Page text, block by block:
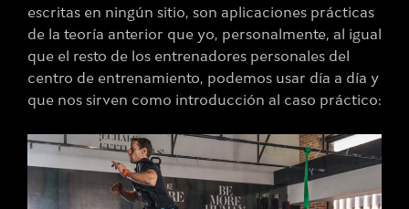
escritas en ningún sitio, son aplicaciones prácticas
de la teoría anterior que yo, personalmente, al igual
que el resto de los entrenadores personales del
centro de entrenamiento, podemos usar día a día y
que nos sirven como introducción al caso práctico: